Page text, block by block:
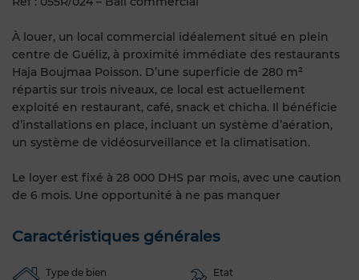
À louer, un local commercial idéalement situé en plein
centre de Guéliz, à proximité immédiate des restaurants
Haja Boujmaa Poisson. D’une superficie de 280 m²
répartis sur trois niveaux, ce local est actuellement
exploité en restaurant, café, snack et chicha. Il bénéficie
d’installations en place, incluant un système d’aération,
un système de vidéosurveillance et la climatisation.
Le loyer est fixé à 28 000 DHS par mois, avec une caution
de 6 mois. Une opportunité à ne pas manquer
Caractéristiques générales
Type de bien Etat